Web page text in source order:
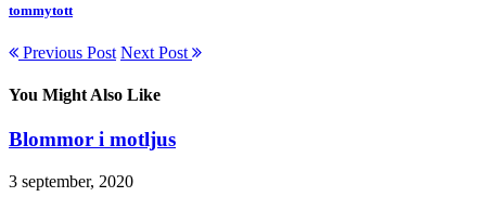
tommytott
Previous Post Next Post
You Might Also Like
Blommor i motljus
3 september, 2020